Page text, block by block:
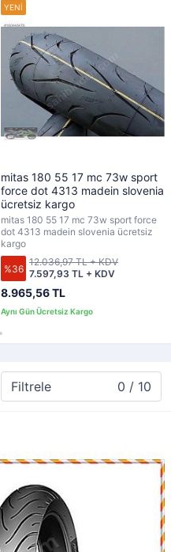
mitas 180 55 17 mc 73w sport
force dot 4313 madein slovenia
ücretsiz kargo
mitas 180 55 17 mc 73w sport force
dot 4313 madein slovenia ücretsiz
kargo
%36
8.965,56 TL
7.597,93 TL + KDV
12.036,97 TL + KDV
Filtrele 0 / 10